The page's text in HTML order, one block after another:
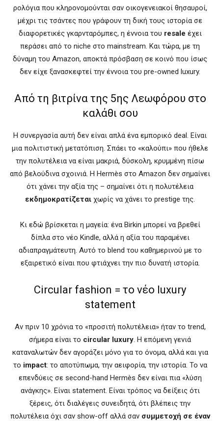
ρολόγια που κληρονομούνται σαν οικογενειακοί θησαυροί,
μέχρι τις τσάντες που γράφουν τη δική τους ιστορία σε
διαφορετικές γκαρνταρόμπες, η έννοια του resale έχει
περάσει από το niche στο mainstream. Και τώρα, με τη
δύναμη του Amazon, αποκτά πρόσβαση σε κοινό που ίσως
δεν είχε ξανασκεφτεί την έννοια του pre-owned luxury.
Από τη βιτρίνα της 5ης Λεωφόρου στο
καλάθι σου
Η συνεργασία αυτή δεν είναι απλά ένα εμπορικό deal. Είναι
μια πολιτιστική μετατόπιση. Σπάει το «καλούπι» που ήθελε
την πολυτέλεια να είναι μακριά, δύσκολη, κρυμμένη πίσω
από βελούδινα σχοινιά. Η Hermès στο Amazon δεν σημαίνει
ότι χάνει την αξία της – σημαίνει ότι η πολυτέλεια
εκδημοκρατίζεται χωρίς να χάνει το prestige της.
Κι εδώ βρίσκεται η μαγεία: ένα Birkin μπορεί να βρεθεί
δίπλα στο νέο Kindle, αλλά η αξία του παραμένει
αδιαπραγμάτευτη. Αυτό το blend του καθημερινού με το
εξαιρετικό είναι που φτιάχνει την πιο δυνατή ιστορία.
Circular fashion = το νέο luxury
statement
Αν πριν 10 χρόνια το «προσιτή πολυτέλεια» ήταν το trend,
σήμερα είναι το circular luxury. Η επόμενη γενιά
καταναλωτών δεν αγοράζει μόνο για το όνομα, αλλά και για
το impact: το αποτύπωμα, την αειφορία, την ιστορία. Το να
επενδύεις σε second-hand Hermès δεν είναι πια «λύση
ανάγκης». Είναι statement. Είναι τρόπος να δείξεις ότι
ξέρεις, ότι διαλέγεις συνειδητά, ότι βλέπεις την
πολυτέλεια όχι σαν show-off αλλά σαν συμμετοχή σε έναν